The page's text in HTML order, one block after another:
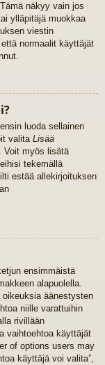
näkyy vain jos
ylläpitäjä muokkaa
viestin
normaalit käyttäjät
luoda sellainen
valita Lisää
Voit myös lisätä
tekemällä
estää allekirjoituksen
ensimmäistä
alapuolella.
äänestysten
niille varattuihin
rivillään
vaihtoehtoa käyttäjät
of options users may
käyttäjä voi valita”,